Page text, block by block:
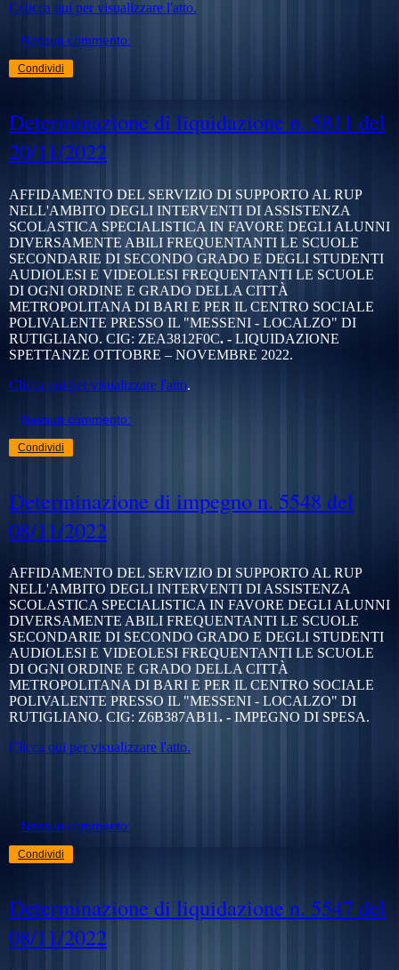
Cclicca qui per visualizzare l'atto.
Nessun commento:
Condividi
Determinazione di liquidazione n. 5811 del
20/11/2022
AFFIDAMENTO DEL SERVIZIO DI SUPPORTO AL RUP
NELL'AMBITO DEGLI INTERVENTI DI ASSISTENZA
SCOLASTICA SPECIALISTICA IN FAVORE DEGLI ALUNNI
DIVERSAMENTE ABILI FREQUENTANTI LE SCUOLE
SECONDARIE DI SECONDO GRADO E DEGLI STUDENTI
AUDIOLESI E VIDEOLESI FREQUENTANTI LE SCUOLE
DI OGNI ORDINE E GRADO DELLA CITTÀ
METROPOLITANA DI BARI E PER IL CENTRO SOCIALE
POLIVALENTE PRESSO IL "MESSENI - LOCALZO" DI
RUTIGLIANO. CIG: ZEA3812F0C. - LIQUIDAZIONE
SPETTANZE OTTOBRE – NOVEMBRE 2022.
Clicca qui per visualizzare l'atto.
Nessun commento:
Condividi
Determinazione di impegno n. 5548 del
08/11/2022
AFFIDAMENTO DEL SERVIZIO DI SUPPORTO AL RUP
NELL'AMBITO DEGLI INTERVENTI DI ASSISTENZA
SCOLASTICA SPECIALISTICA IN FAVORE DEGLI ALUNNI
DIVERSAMENTE ABILI FREQUENTANTI LE SCUOLE
SECONDARIE DI SECONDO GRADO E DEGLI STUDENTI
AUDIOLESI E VIDEOLESI FREQUENTANTI LE SCUOLE
DI OGNI ORDINE E GRADO DELLA CITTÀ
METROPOLITANA DI BARI E PER IL CENTRO SOCIALE
POLIVALENTE PRESSO IL "MESSENI - LOCALZO" DI
RUTIGLIANO. CIG: Z6B387AB11. - IMPEGNO DI SPESA.
Clicca qui per visualizzare l'atto.
Nessun commento:
Condividi
Determinazione di liquidazione n. 5547 del
08/11/2022